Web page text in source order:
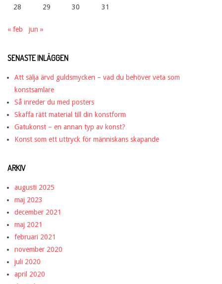
28 29 30 31
« feb jun »
SENASTE INLÄGGEN
Att sälja ärvd guldsmycken – vad du behöver veta som
konstsamlare
Så inreder du med posters
Skaffa rätt material till din konstform
Gatukonst – en annan typ av konst?
Konst som ett uttryck för människans skapande
ARKIV
augusti 2025
maj 2023
december 2021
maj 2021
februari 2021
november 2020
juli 2020
april 2020